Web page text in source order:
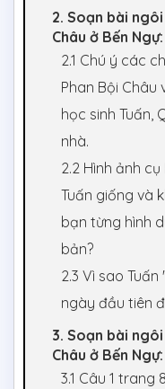
2. Soạn bài
Châu ở Bến
2.1 Chú ý các
Phan Bội
học sinh Tuấn,
nhà.
2.2 Hình ảnh
Tuấn giống và
bạn từng hình
bản?
2.3 Vì sao
ngày đầu tiên
3. Soạn bài
Châu ở Bến
3.1 Câu 1 trang